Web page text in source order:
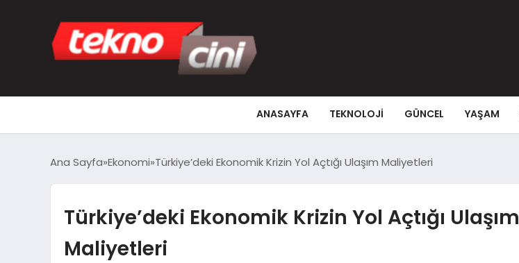
ANASAYFA TEKNOLOJI GÜNCEL YAŞAM
Ana Sayfa Ekonomi Türkiye’deki Ekonomik Krizin Yol Açtığı Ulaşım Maliyetleri
Türkiye’deki Ekonomik Krizin Yol Açtığı Ulaşım
Maliyetleri